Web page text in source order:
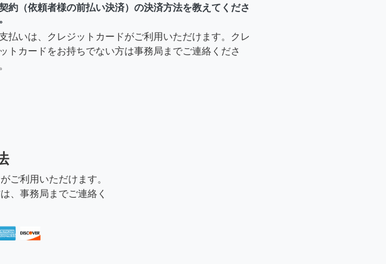
約（依頼者様の前払い決済）の決済方法を教えてくださ
払いは、クレジットカードがご利用いただけます。クレ
トカードをお持ちでない方は事務局までご連絡くださ
ご利用いただけます。
、事務局までご連絡く